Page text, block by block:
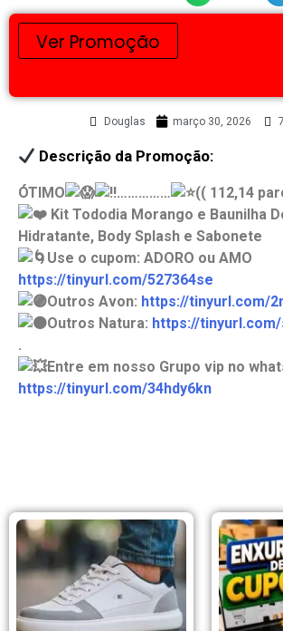
Ver Promoção
Douglas março 30, 2026
Descrição da Promoção:
ÓTIMO ……………
(( 112,14
Kit Tododia Morango e Baunilha
Hidratante, Body Splash e Sabonete
Use o cupom: ADORO ou AMO
https://tinyurl.com/527364se
Outros Avon: https://tinyurl.com/
Outros Natura: https://
.
Entre em nosso Grupo vip no
https://tinyurl.com/34hdy6kn